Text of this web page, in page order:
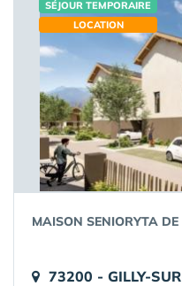
SÉJOUR TEMPORAIRE
LOCATION
MAISON SENIORYTA DE
73200 - GILLY-